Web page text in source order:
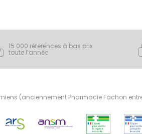
15 000 références à bas prix
toute l’année
(anciennement Pharmacie Fachon